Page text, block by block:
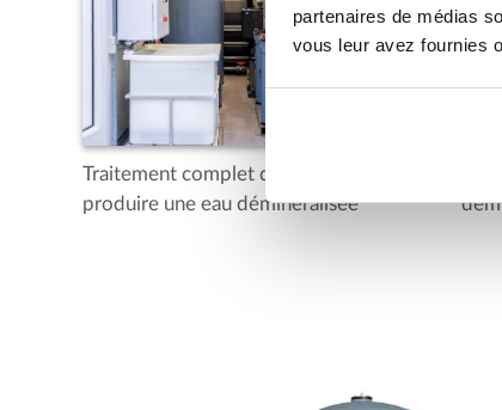
partenaires de médias
vous leur avez fournies
Traitement complet de l'eau pour
produire une eau déminéralisée